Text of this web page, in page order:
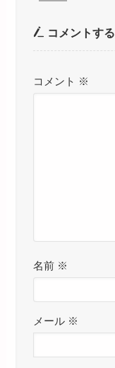
コメントする
コメント ※
名前 ※
メール ※